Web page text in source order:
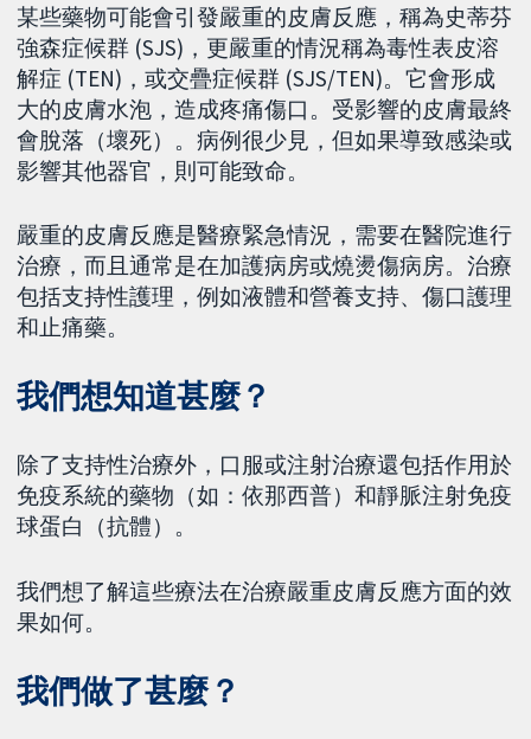
某些藥物可能會引發嚴重的皮膚反應，稱為史蒂芬
強森症候群 (SJS)，更嚴重的情況稱為毒性表皮溶
解症 (TEN)，或交疊症候群 (SJS/TEN)。它會形成
大的皮膚水泡，造成疼痛傷口。受影響的皮膚最終
會脫落（壞死）。病例很少見，但如果導致感染或
影響其他器官，則可能致命。
嚴重的皮膚反應是醫療緊急情況，需要在醫院進行
治療，而且通常是在加護病房或燒燙傷病房。治療
包括支持性護理，例如液體和營養支持、傷口護理
和止痛藥。
我們想知道甚麼？
除了支持性治療外，口服或注射治療還包括作用於
免疫系統的藥物（如：依那西普）和靜脈注射免疫
球蛋白（抗體）。
我們想了解這些療法在治療嚴重皮膚反應方面的效
果如何。
我們做了甚麼？